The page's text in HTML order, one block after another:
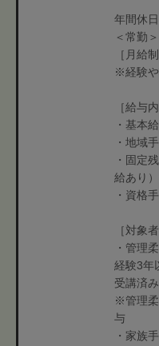
年間休
＜常勤＞
［月給
※経験や
［給与
・基本
・地域
・固定
給あり
・資格
［対象
・管理
経験3年
受講済
※管理
与
・家族